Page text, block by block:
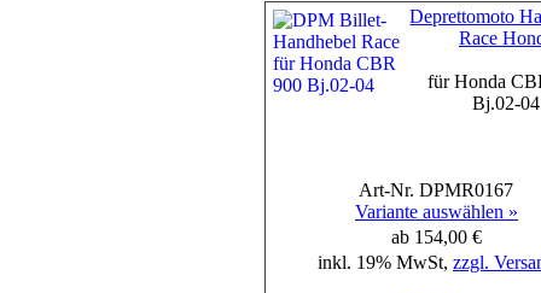
Deprettomoto
Race
für Honda
Bj.02-04
Art-Nr. DPMR0167
Variante auswählen »
ab 154,00 €
inkl. 19% MwSt, zzgl.